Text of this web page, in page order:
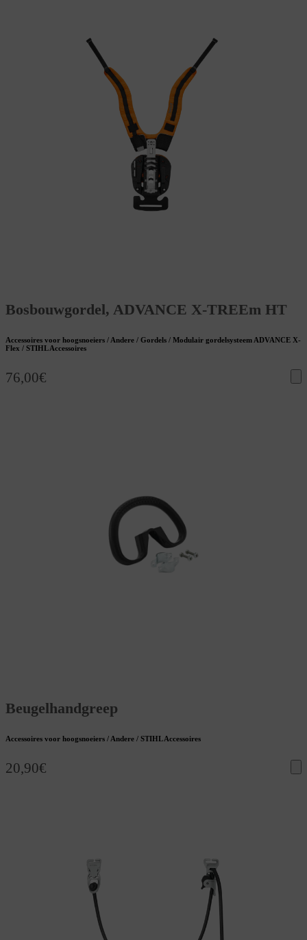
Bosbouwgordel, ADVANCE X-TREEm HT
Accessoires voor hoogsnoeiers / Andere / Gordels / Modulair gordelsysteem ADVANCE X-
Flex / STIHL Accessoires
76,00€
Beugelhandgreep
Accessoires voor hoogsnoeiers / Andere / STIHL Accessoires
20,90€